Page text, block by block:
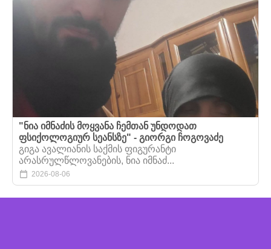
"ნია იმნაძის მოყვანა ჩემთან უნდოდათ
ფსიქოლოგიურ სეანსზე" - გიორგი ჩოგოვაძე
გიგა ავალიანის საქმის ფიგურანტი
არასრულწლოვანების, ნია იმნაძ...
2026-08-06